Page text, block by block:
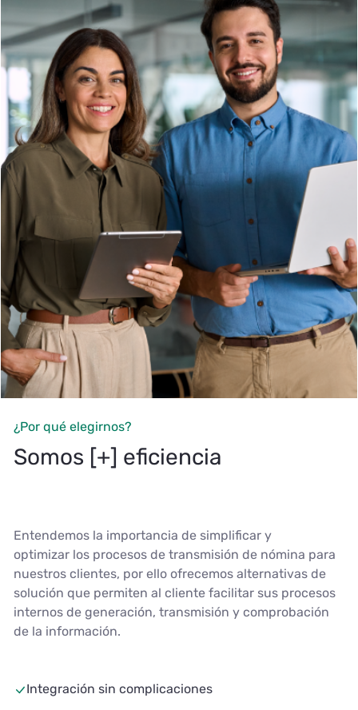
¿Por qué elegirnos?
Somos [+] eficiencia
Entendemos la importancia de simplificar y
optimizar los procesos de transmisión de nómina para
nuestros clientes, por ello ofrecemos alternativas de
solución que permiten al cliente facilitar sus procesos
internos de generación, transmisión y comprobación
de la información.
Integración sin complicaciones